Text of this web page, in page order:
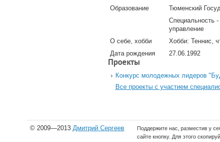
Образование
Тюменский
Специальность
управление
О себе, хобби
Хобби: Теннис,
Дата рождения
27.06.1992
Проекты
Конкурс молодежных лидеров
Все проекты с участием
© 2009—2013Дмитрий Сергеев
Поддержите нас, разместив у
сайте кнопку. Для этого